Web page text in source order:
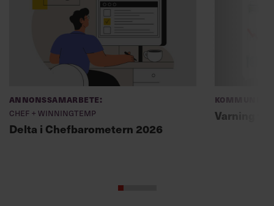
Annonssamarbete:
Chef + Winningtemp
Delta i Chefbarometern 2026
Varning